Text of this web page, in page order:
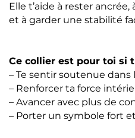
Elle t’aide à rester
et à garder une stabilité
Ce collier est pour toi si
– Te sentir soutenue
– Renforcer ta force
– Avancer avec plus de
– Porter un symbole fort